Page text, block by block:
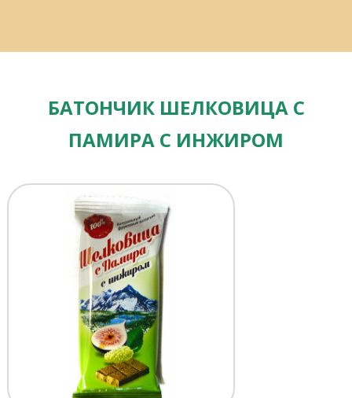
БАТОНЧИК ШЕЛКОВИЦА С
ПАМИРА С ИНЖИРОМ